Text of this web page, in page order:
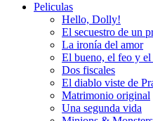
Peliculas
Hello, Dolly!
El secuestro de un
La ironía del amor
El bueno, el feo y
Dos fiscales
El diablo viste de
Matrimonio original
Una segunda vida